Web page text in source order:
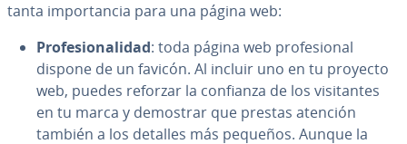
tanta im­po­r­ta­n­cia para una página web:
Pro­fe­sio­na­li­dad: toda página web pro­fe­sio­nal
dispone de un favicón. Al incluir uno en tu proyecto
web, puedes reforzar la confianza de los vi­si­ta­n­tes
en tu marca y demostrar que prestas atención
también a los detalles más pequeños. Aunque la